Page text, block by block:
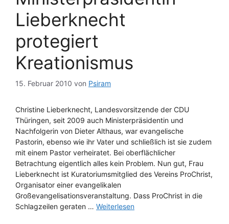
Lieberknecht
protegiert
Kreationismus
15. Februar 2010 von Psiram
Christine Lieberknecht, Landesvorsitzende der CDU
Thüringen, seit 2009 auch Ministerpräsidentin und
Nachfolgerin von Dieter Althaus, war evangelische
Pastorin, ebenso wie ihr Vater und schließlich ist sie zudem
mit einem Pastor verheiratet. Bei oberflächlicher
Betrachtung eigentlich alles kein Problem. Nun gut, Frau
Lieberknecht ist Kuratoriumsmitglied des Vereins ProChrist,
Organisator einer evangelikalen
Großevangelisationsveranstaltung. Dass ProChrist in die
Schlagzeilen geraten … Weiterlesen